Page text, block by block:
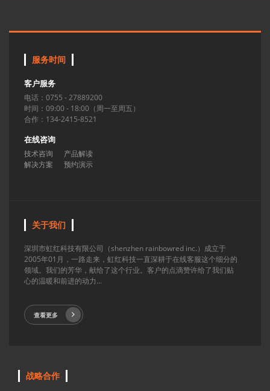
服务时间
客户服务
电话：0755 - 27889200
时间：09:00 - 18:00（周一至周五）
合作：134-2415-8521
在线咨询
技术咨询
产品解读
解决方案
预约演示
关于我们
深圳市虹红科技有限公司（shenzhen rainbowred inc.）成立于
2005年01月，一路走来，虹红科技一直深耕于在线客服这个细分的
领域。我们的芳华，献给了这个行业。客户的点滴赞许给了我们贴
心的温暖和前进的动力...
查看更多
战略合作